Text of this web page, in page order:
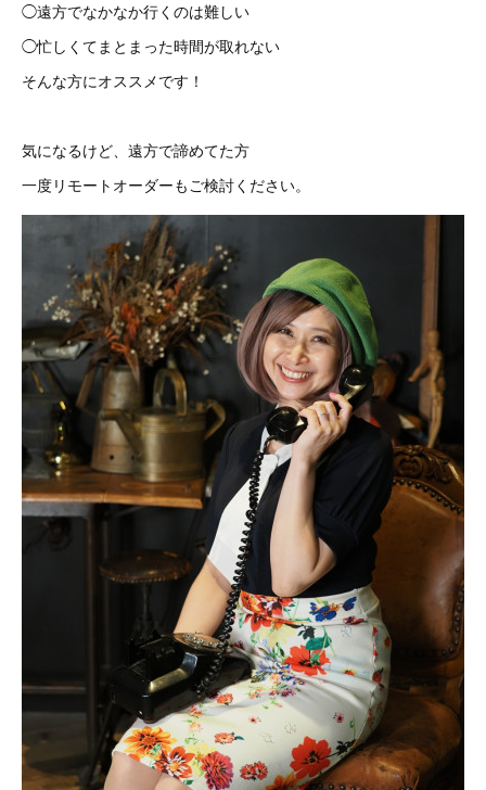
◯遠方でなかなか行くのは難しい
◯忙しくてまとまった時間が取れない
そんな方にオススメです！
気になるけど、遠方で諦めてた方
一度リモートオーダーもご検討ください。